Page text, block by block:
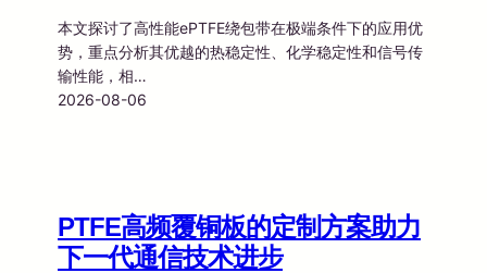
本文探讨了高性能ePTFE绕包带在极端条件下的应用优
势，重点分析其优越的热稳定性、化学稳定性和信号传
输性能，相…
2026-08-06
PTFE高频覆铜板的定制方案助力
下一代通信技术进步